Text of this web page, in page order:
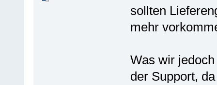
sollten
mehr
Was wir
der Support,